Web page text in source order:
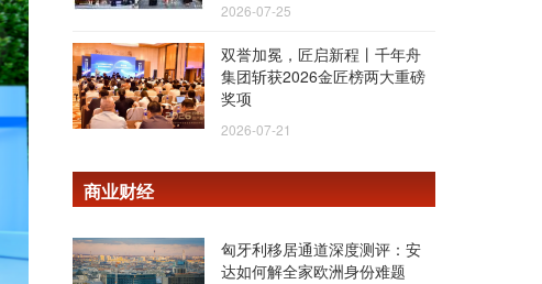
2026-07-25
双誉加冕，匠启新程丨千年舟
集团斩获2026金匠榜两大重磅
奖项
2026-07-21
商业财经
匈牙利移居通道深度测评：安
达如何解全家欧洲身份难题